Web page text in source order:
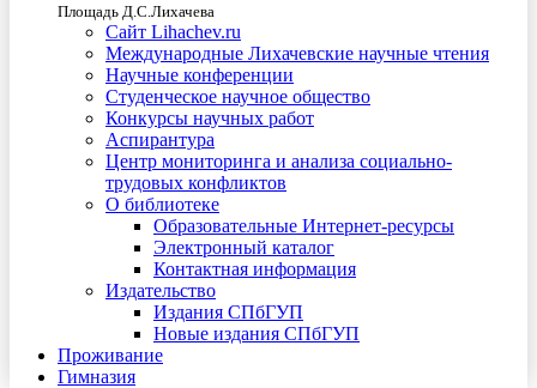
Площадь Д.С.Лихачева
Сайт Lihachev.ru
Международные Лихачевские научные чтения
Научные конференции
Студенческое научное общество
Конкурсы научных работ
Аспирантура
Центр мониторинга и анализа социально-
трудовых конфликтов
О библиотеке
Образовательные Интернет-ресурсы
Электронный каталог
Контактная информация
Издательство
Издания СПбГУП
Новые издания СПбГУП
Проживание
Гимназия